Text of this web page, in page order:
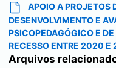
APOIO A PROJETOS
DESENVOLVIMENTO E
PSICOPEDAGÓGICO E
RECESSO ENTRE 2020 E
Arquivos